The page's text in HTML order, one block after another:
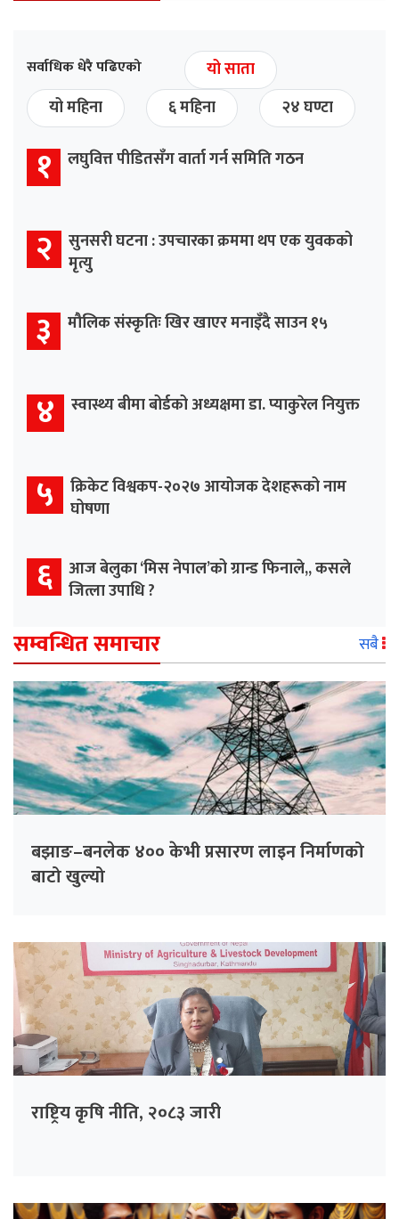
सर्वाधिक धेरै पढिएको
यो साता
यो महिना
६ महिना २४ घण्टा
१ लघुवित्त पीडितसँग वार्ता गर्न समिति गठन
२ सुनसरी घटना : उपचारका क्रममा थप एक युवकको
मृत्यु
३ मौलिक संस्कृतिः खिर खाएर मनाइँदै साउन १५
४ स्वास्थ्य बीमा बोर्डको अध्यक्षमा डा. प्याकुरेल नियुक्त
५ क्रिकेट विश्वकप-२०२७ आयोजक देशहरूको नाम
घोषणा
६ आज बेलुका ‘मिस नेपाल’को ग्रान्ड फिनाले,, कसले
जित्ला उपाधि ?
सम्वन्धित समाचार सबै
बझाङ–बनलेक ४०० केभी प्रसारण लाइन निर्माणको
बाटो खुल्यो
राष्ट्रिय कृषि नीति, २०८३ जारी